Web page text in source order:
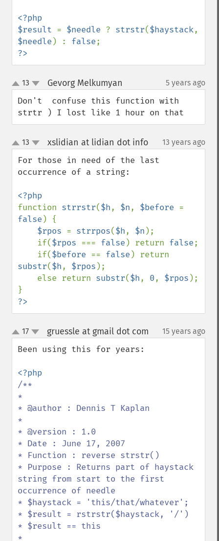
<?php
$result = $needle ? strstr($haystack
$needle ) : false
?>
up
down
13 Gevorg Melkumyan 5 years ago
Don't  confuse this function with
strtr ) I lost like 1 hour on that
up
down
13 xslidian at lidian dot info¶ 13 years ago
For those in need of the last
occurrence of a string:
function strrstr($h, $n, $before
false ) {
$rpos = strrpos($h, $n );
    if(
$rpos === false ) return false;
    if(
$before == false
substr($h, $rpos );
    else return
substr($h, 0, $rpos );
?>
up
down
17 gruessle at gmail dot com 15 years ago
Been using this for years:
/**
*
* @author : Dennis T Kaplan
*
* @version : 1.0
* Date : June 17, 2007
* Function : reverse strstr()
* Purpose : Returns part of haystack
string from start to the first
occurrence of needle
* $haystack = 'this/that/whatever';
* $result = rstrstr($haystack, '/')
* $result == this
*